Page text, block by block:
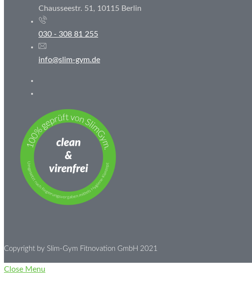
Chausseestr. 51, 10115 Berlin
030 - 308 81 255
info@slim-gym.de
Copyright by Slim-Gym Fitnovation GmbH 2021
Close Menu